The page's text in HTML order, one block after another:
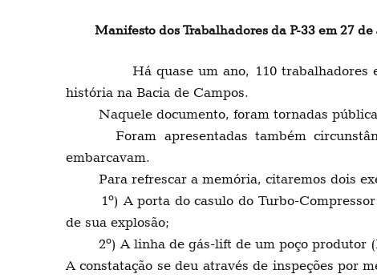
Manifesto dos Trabalhadores da P-33 em 27
Há quase um ano, 110 trabalhadores
história na Bacia de Campos.
Naquele documento, foram tornadas públicas
Foram apresentadas também
embarcavam.
Para refrescar a memória, citaremos dois
1º) A porta do casulo do Turbo-Compressor
de sua explosão;
2º) A linha de gás-lift de um poço produtor
A constatação se deu através de inspeções por